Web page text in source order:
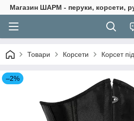
Магазин ШАРМ - перуки, корсети,
Товари Корсети Корсет
–2%